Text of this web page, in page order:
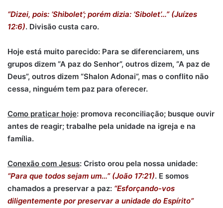
“Dizei, pois: ‘Shibolet’; porém dizia: ‘Sibolet’…” (Juízes
12:6). Divisão custa caro.
Hoje está muito parecido: Para se diferenciarem, uns
grupos dizem “A paz do Senhor”, outros dizem, “A paz de
Deus”, outros dizem “Shalon Adonai”, mas o conflito não
cessa, ninguém tem paz para oferecer.
Como praticar hoje: promova reconciliação; busque ouvir
antes de reagir; trabalhe pela unidade na igreja e na
família.
Conexão com Jesus: Cristo orou pela nossa unidade:
“Para que todos sejam um…” (João 17:21). E somos
chamados a preservar a paz: “Esforçando-vos
diligentemente por preservar a unidade do Espírito”